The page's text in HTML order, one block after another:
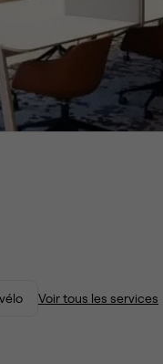
Voir tous les services